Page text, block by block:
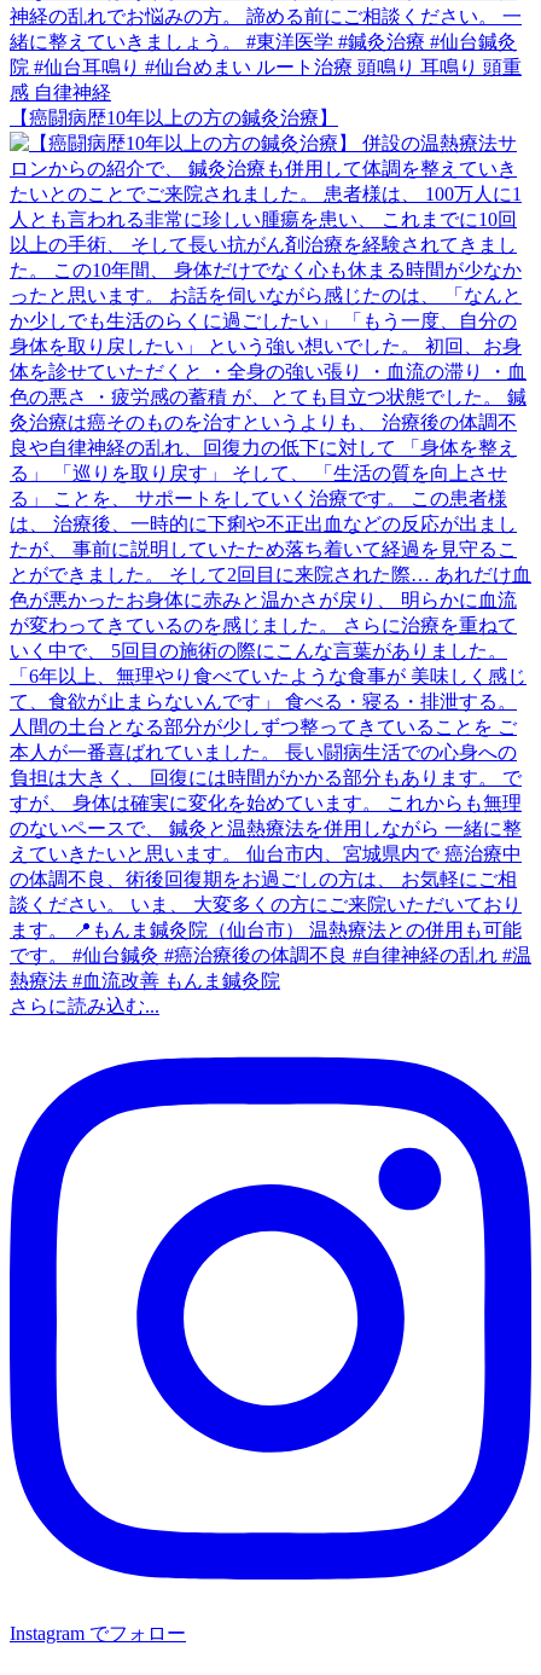
【癌闘病歴10年以上の方の鍼灸治療】
さらに読み込む...
Instagram でフォロー